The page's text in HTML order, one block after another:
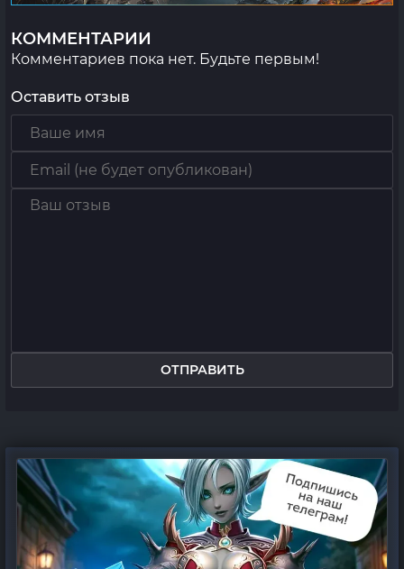
КОММЕНТАРИИ
Комментариев пока нет. Будьте первым!
Оставить отзыв
ОТПРАВИТЬ